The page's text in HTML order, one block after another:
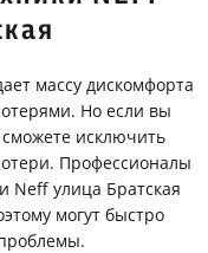
массу дискомфорта
Но если вы
исключить
Профессионалы
Neff улица Братская
могут быстро